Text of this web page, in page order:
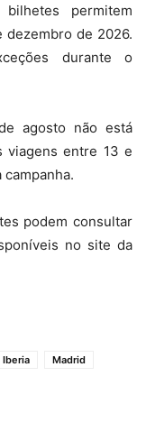
permitem
dezembro de 2026.
durante o
agosto não está
viagens entre 13 e
podem consultar
no site da
Iberia
Madrid